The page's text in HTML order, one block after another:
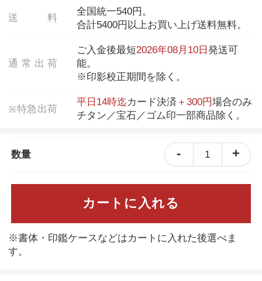
送 料
全国統一540円。
合計5400円以上お買い上げ送料無料。
通 常 出 荷
ご入金後最短2026年08月10日発送可
能。
※印影校正期間を除く。
※特急出荷
平日14時迄カード決済 ＋300円場合のみ
チタン／宝石／ゴム印一部商品除く。
数量 - 1 +
カートに入れる
※書体・印鑑ケースなどはカートに入れた後選べま
す。